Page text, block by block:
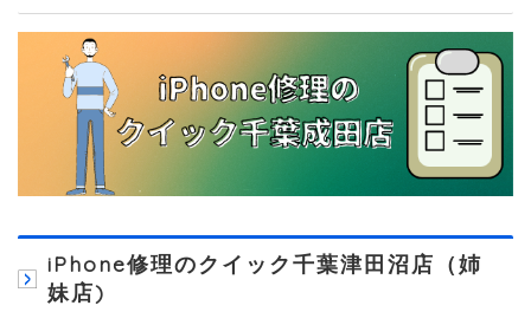
iPhone修理のクイック千葉津田沼店（姉
妹店)